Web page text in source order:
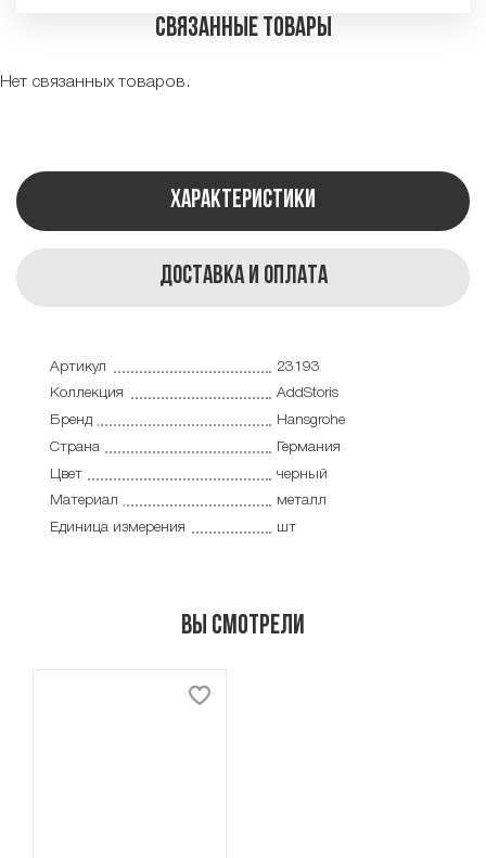
Связанные товары
Нет связанных товаров.
Характеристики
Доставка и оплата
Артикул
23193
Коллекция
AddStoris
Бренд
Hansgrohe
Страна
Германия
Цвет
черный
Материал
металл
Единица измерения
шт
Вы смотрели